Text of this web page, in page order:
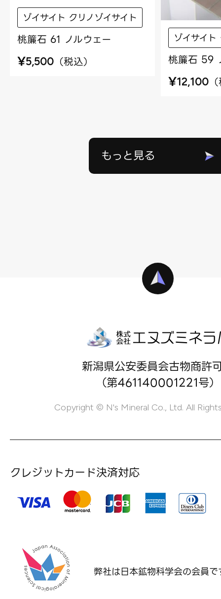
ゾイサイト クリノゾイサイト
桃簾石 61 ノルウェー
¥5,500 （税込）
ゾイサイト
桃簾石 59
¥12,100 （
もっと見る
新潟県公安委員会古物商許
（第461140001221号）
Copyright © N's Mineral Co., Ltd. All
クレジットカード決済対応
弊社は日本鉱物科学会の会員で